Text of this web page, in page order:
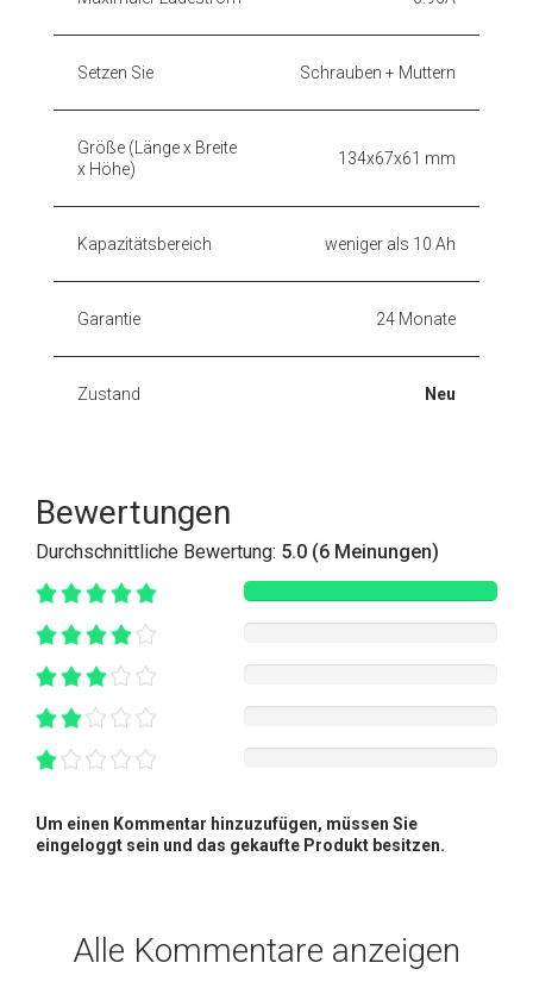
Setzen Sie Schrauben + Muttern
Größe (Länge x Breite
x Höhe)
134x67x61 mm
Kapazitätsbereich weniger als 10 Ah
Garantie 24 Monate
Zustand Neu
Bewertungen
Durchschnittliche Bewertung: 5.0 (6 Meinungen)
Um einen Kommentar hinzuzufügen, müssen Sie
eingeloggt sein und das gekaufte Produkt besitzen.
Alle Kommentare anzeigen